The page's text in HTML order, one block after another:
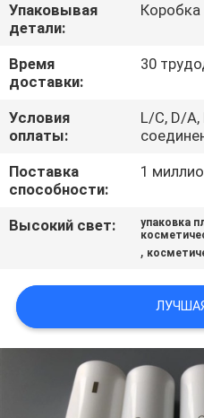
СВЯЖИТЕСЬ
МЫ
СПРОСИТЕ
ЦИТАТУ
COMPANY
NEWS
КАРТА
САЙТА
PRIVACY
POLICY
Упаковывая
детали:
Коробка
Время
доставки:
30
Условия
оплаты:
L/C, D/A,
Поставка
способности:
1
Высокий свет:
упаковка
,